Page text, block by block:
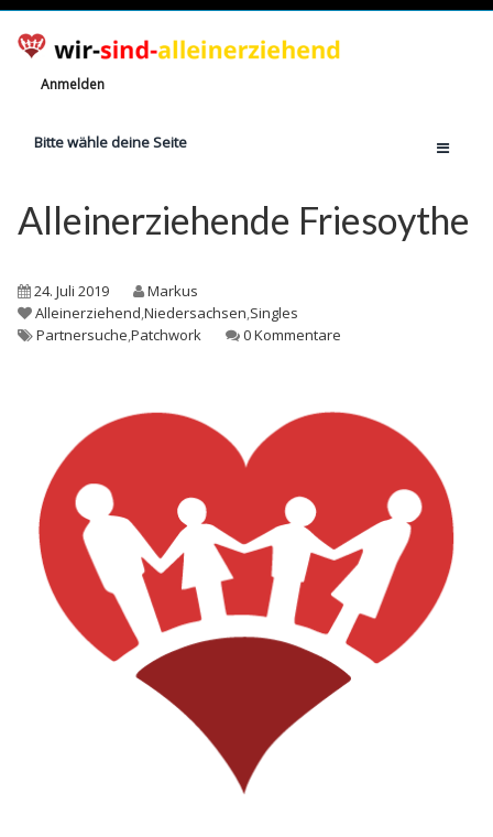
Anmelden
Bitte wähle deine Seite
Jetzt registrieren!
Anzahl Alleinerziehende
Finanzielle Hilfe
Rechte
Alleinerziehende Friesoythe
24. Juli 2019
Markus
Alleinerziehend,Niedersachsen,Singles
Partnersuche,Patchwork 0 Kommentare